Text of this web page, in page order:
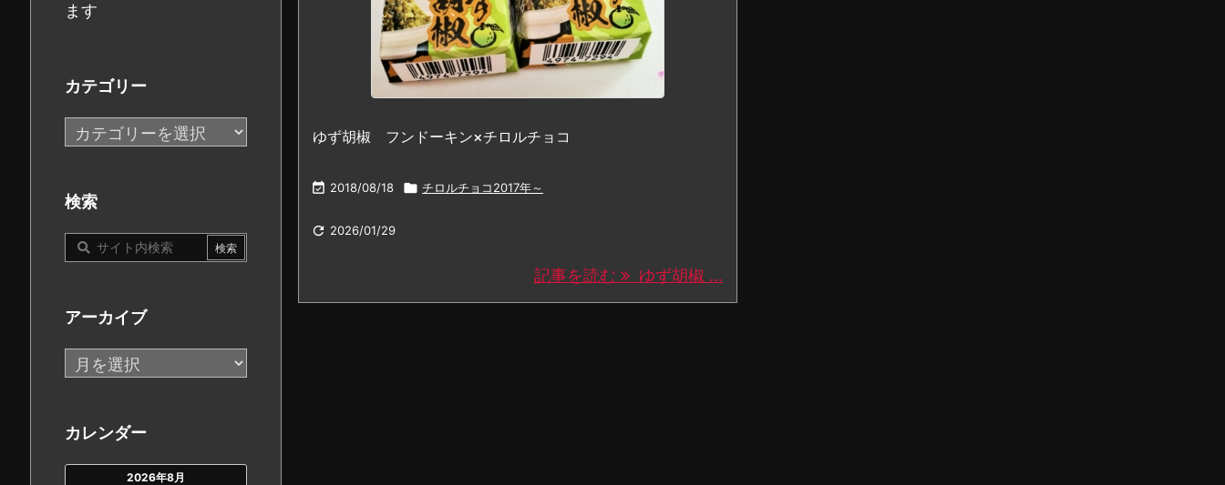
ゆず胡椒 フンドーキン×チロルチョコ
 2018/08/18  チロルチョコ2017年～
 2026/01/29
記事を読む ゆず胡椒 ...
ます
カテゴリー
カ
テ
リ
ー
検索
アーカイブ
ア
ー
イ
ブ
カレンダー
2026年8月